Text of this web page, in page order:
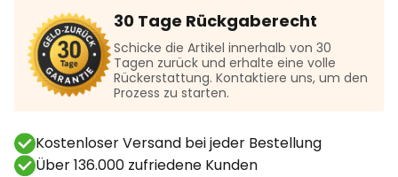
30 Tage Rückgaberecht
Schicke die Artikel innerhalb von 30
Tagen zurück und erhalte eine volle
Rückerstattung. Kontaktiere uns, um den
Prozess zu starten.
Kostenloser Versand bei jeder Bestellung
Über 136.000 zufriedene Kunden